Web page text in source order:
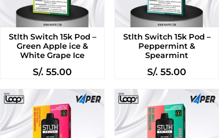
Stlth Switch 15k Pod –
Green Apple ice &
White Grape Ice
S/. 55.00
Stlth Switch 15k Pod –
Peppermint &
Spearmint
S/. 55.00